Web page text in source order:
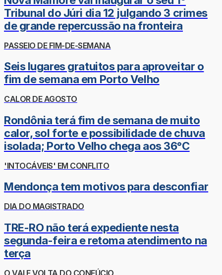
Tribunal do Júri dia 12 julgando 3 crimes
de grande repercussão na fronteira
PASSEIO DE FIM-DE-SEMANA
Seis lugares gratuitos para aproveitar o
fim de semana em Porto Velho
CALOR DE AGOSTO
Rondônia terá fim de semana de muito
calor, sol forte e possibilidade de chuva
isolada; Porto Velho chega aos 36°C
'INTOCÁVEIS' EM CONFLITO
Mendonça tem motivos para desconfiar
DIA DO MAGISTRADO
TRE-RO não terá expediente nesta
segunda-feira e retoma atendimento na
terça
O VAI E VOLTA DO CONFÚCIO